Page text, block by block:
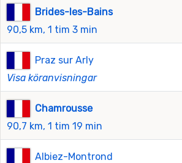
Brides-les-Bains
90,5 km, 1 tim 3 min
Praz sur Arly
Visa köranvisningar
Chamrousse
90,7 km, 1 tim 19 min
Albiez-Montrond